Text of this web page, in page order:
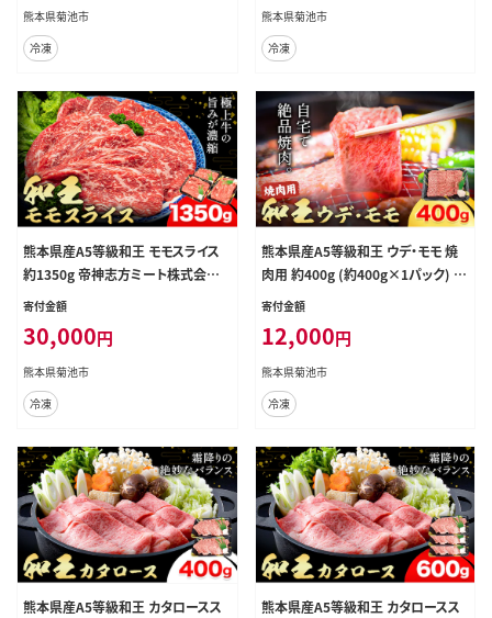
本県産 A5 和王 うでスライス うで ウ
デ スライス---0149-3020---
熊本県菊池市
冷凍
県産 A5 和王 赤身 赤身肉 柔らか 厳
選 焼肉 志方のたれ---0149-3023---
熊本県菊池市
冷凍
熊本県産A5等級和王 モモスライス
約1350g 帝神志方ミート株式会社
《90日以内に出荷予定(土日祝除く)》
まもと黒毛和牛 熊本県産 A5 和王
ももスライス モモ肉 もも肉 スライ
ス---0149-3009---
寄付金額
30,000円
熊本県菊池市
冷凍
熊本県産A5等級和王 ウデ・モモ 焼
肉用 約400g (約400g×1パック) 帝
神志方ミート株式会社《90日以内に
市 牛肉 肉 お肉 和牛 くまもと黒毛和
牛 熊本県産 A5 和王 ウデ肉 モモ肉
焼肉---0149-3012---
寄付金額
12,000円
熊本県菊池市
冷凍
熊本県産A5等級和王 カタロースス
熊本県産A5等級和王 カタロースス